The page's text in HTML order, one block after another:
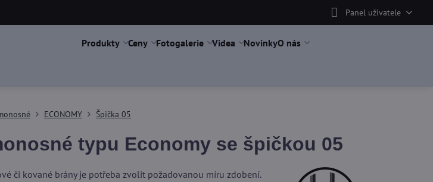
Panel uživatele
Produkty Ceny Fotogalerie Videa NovinkyO nás
ECONOMY Špička 05
typu Economy se špičkou 05
či kované brány je potřeba zvolit požadovanou míru zdobení.